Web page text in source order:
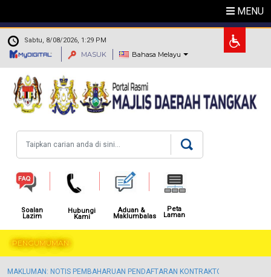
MENU
. Sabtu, 8/08/2026, 1:29 PM
MASUK Bahasa Melayu
Soalan
Lazim
Hubungi
Kami
Aduan &
Maklumbalas
Peta
Laman
PENGUMUMAN
MAKLUMAN: NOTIS PEMBAHARUAN PENDAFTARAN KONTRAKTOR KALI